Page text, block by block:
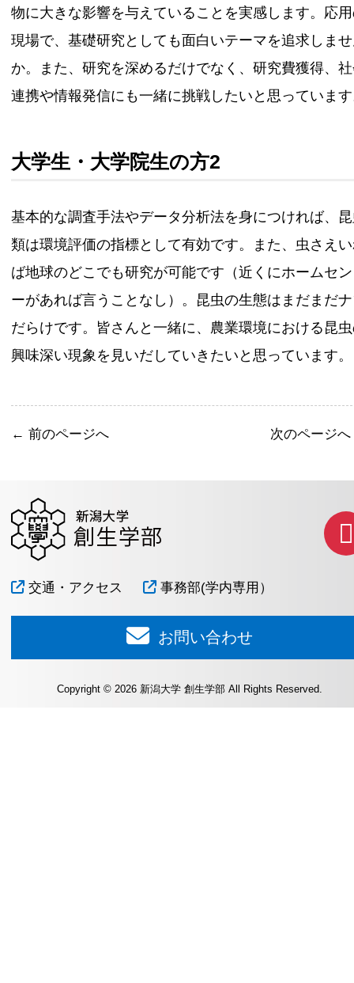
物に大きな影響を与えていることを実感します。応
現場で、基礎研究としても面白いテーマを追求しま
か。また、研究を深めるだけでなく、研究費獲得、
連携や情報発信にも一緒に挑戦したいと思っていま
大学生・大学院生の方2
基本的な調査手法やデータ分析法を身につければ、
類は環境評価の指標として有効です。また、虫さえ
ば地球のどこでも研究が可能です（近くにホームセ
ーがあれば言うことなし）。昆虫の生態はまだまだ
だらけです。皆さんと一緒に、農業環境における昆
興味深い現象を見いだしていきたいと思っています。
← 前のページへ 次のページへ
交通・アクセス 事務部(学内専用）
お問い合わせ
Copyright © 2026 新潟大学 創生学部 All Rights Reserved.